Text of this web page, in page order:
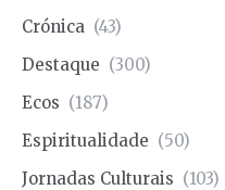
Crónica (43)
Destaque (300)
Ecos (187)
Espiritualidade (50)
Jornadas Culturais (103)